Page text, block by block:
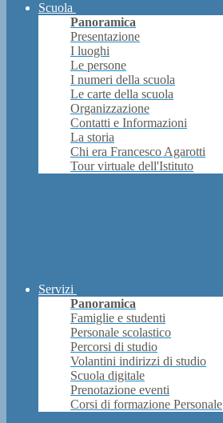
Scuola
Panoramica
Presentazione
I luoghi
Le persone
I numeri della scuola
Le carte della scuola
Organizzazione
Contatti e Informazioni
La storia
Chi era Francesco Agarotti
Tour virtuale dell'Istituto
Servizi
Panoramica
Famiglie e studenti
Personale scolastico
Percorsi di studio
Volantini indirizzi di studio
Scuola digitale
Prenotazione eventi
Corsi di formazione Personale